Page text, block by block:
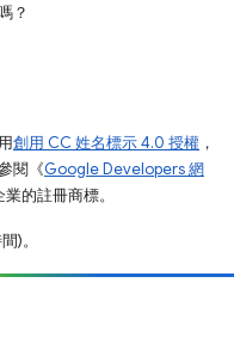
？
創用 CC 姓名標示 4.0 授權 ，
閱《Google Developers 網
的註冊商標。
)。